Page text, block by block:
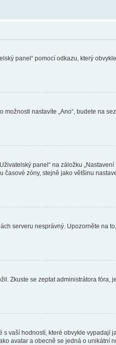
panel“ pomocí odkazu, který
možnosti nastavíte „Ano“, budete na
panel“ na záložku „Nastavení
zóny, stejně jako většinu
serveru nesprávný. Upozorněte na
Zkuste se zeptat administrátora fóra,
vaší hodností, které obvykle vypadají
avatar a obecně se jedná o unikátní